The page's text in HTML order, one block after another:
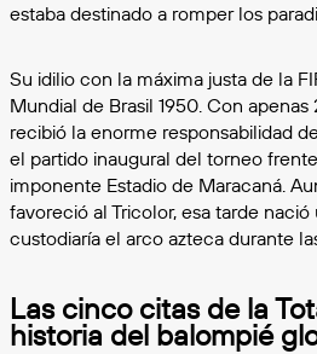
estaba destinado a romper los
Su idilio con la máxima justa de la
Mundial de Brasil 1950. Con apenas
recibió la enorme responsabilidad
el partido inaugural del torneo
imponente Estadio de Maracaná.
favoreció al Tricolor, esa tarde
custodiaría el arco azteca durante
Las cinco citas de la
historia del balompié